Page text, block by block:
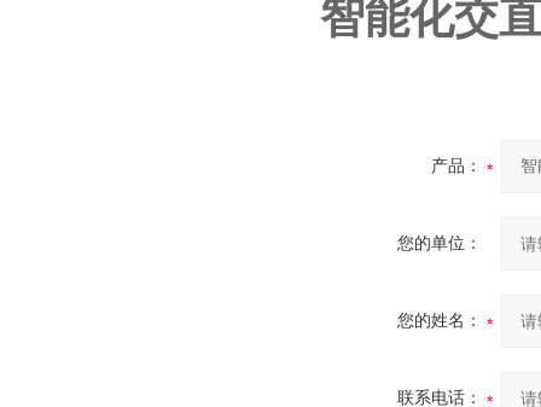
智能化交
产品：
您的单位：
您的姓名：
联系电话：